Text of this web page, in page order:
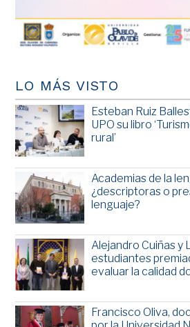
LO MÁS VISTO
Esteban Ruiz
UPO su libro
rural’
Academias de la
¿descriptoras o
lenguaje?
Alejandro Cuiñas y
estudiantes
evaluar la calidad
Francisco Oliva,